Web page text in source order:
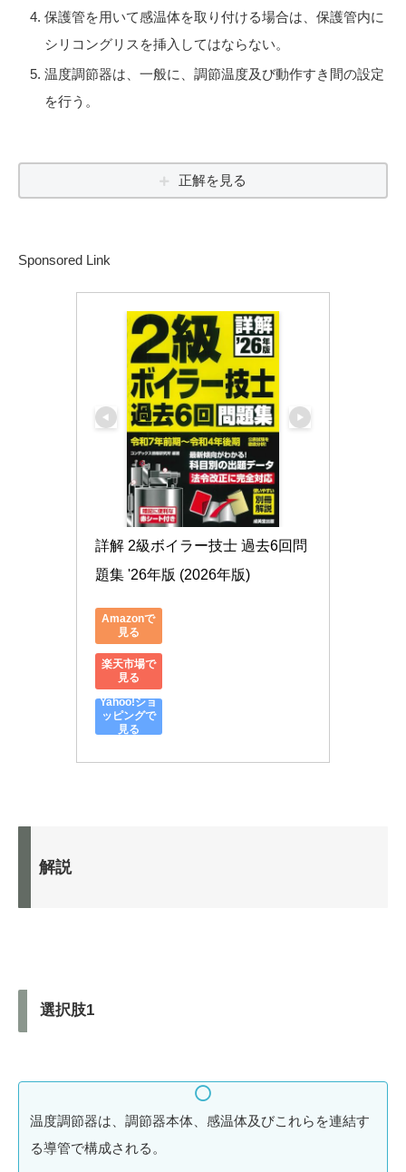
保護管を用いて感温体を取り付ける場合は、保護管内に
シリコングリスを挿入してはならない。
温度調節器は、一般に、調節温度及び動作すき間の設定
を行う。
正解を見る
Sponsored Link
詳解 2級ボイラー技士 過去6回問
題集 '26年版 (2026年版)
Amazonで
見る
楽天市場で
見る
Yahoo!ショ
ッピングで
見る
解説
選択肢1
温度調節器は、調節器本体、感温体及びこれらを連結す
る導管で構成される。